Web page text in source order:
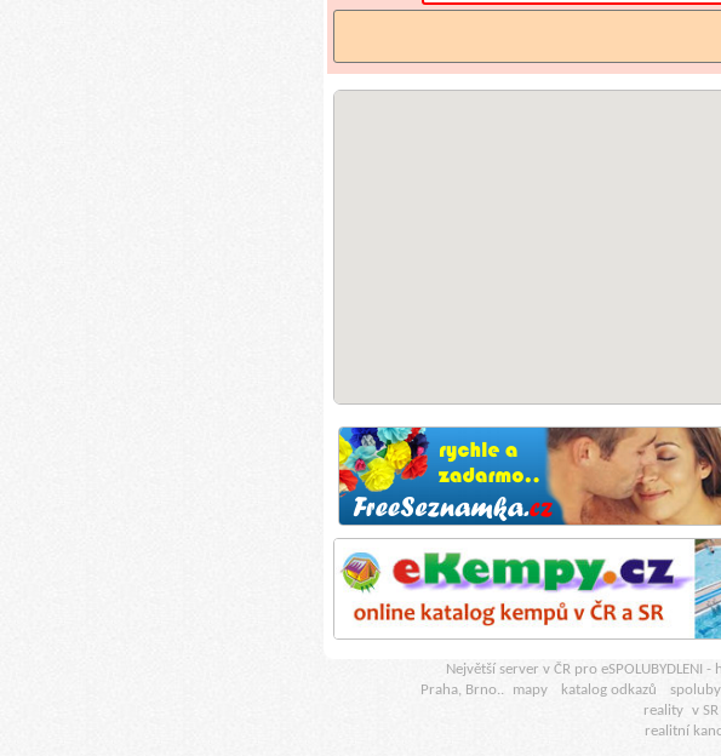
Největší server v ČR pro
Praha, Brno..
mapy katalog odkazů
reality v SR
realitní